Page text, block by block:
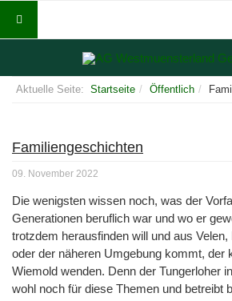
Aktuelle Seite: Startseite Öffentlich
Familiengeschichten
09. November 2022
Die wenigsten wissen noch, was der
Generationen beruflich war und wo er
trotzdem herausfinden will und aus
oder der näheren Umgebung kommt, der
Wiemold wenden. Denn der Tungerloher
wohl noch für diese Themen und betreibt